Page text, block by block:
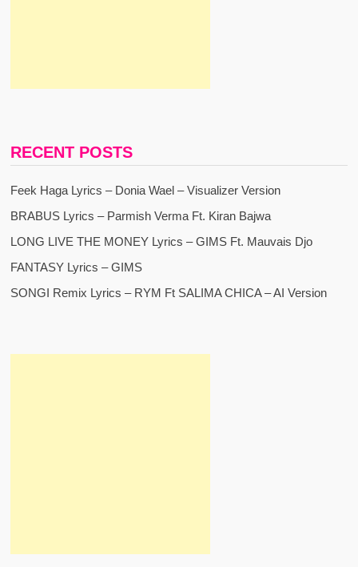
RECENT POSTS
Feek Haga Lyrics – Donia Wael – Visualizer Version
BRABUS Lyrics – Parmish Verma Ft. Kiran Bajwa
LONG LIVE THE MONEY Lyrics – GIMS Ft. Mauvais Djo
FANTASY Lyrics – GIMS
SONGI Remix Lyrics – RYM Ft SALIMA CHICA – AI Version